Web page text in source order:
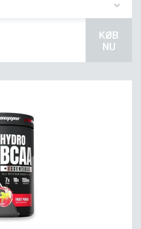
KØB
NU